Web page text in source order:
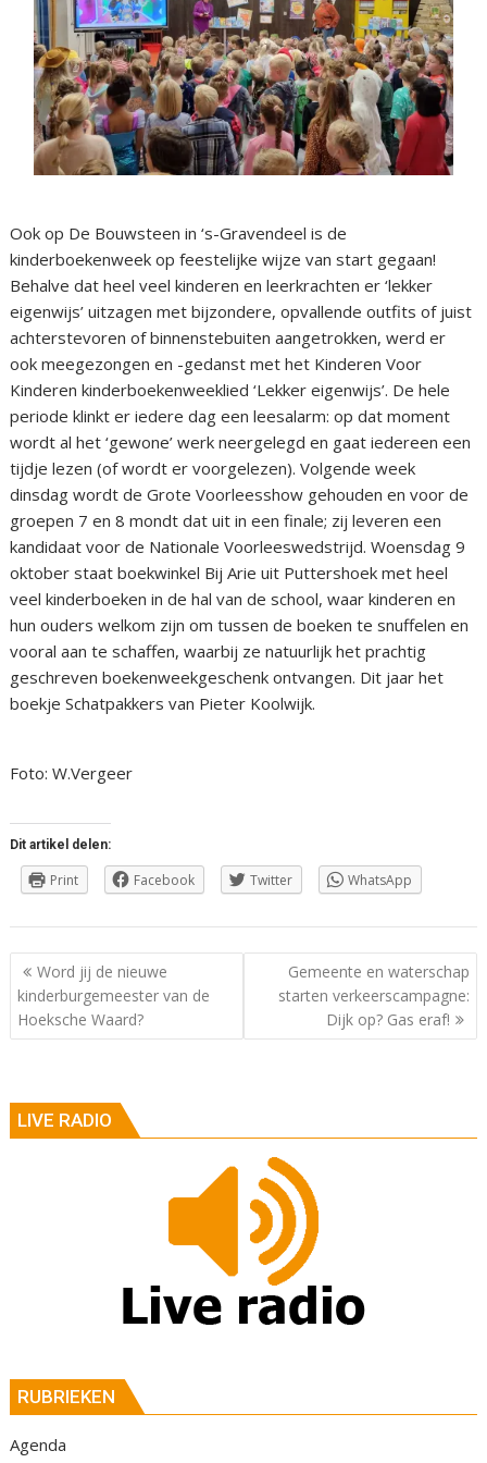
Ook op De Bouwsteen in ‘s-Gravendeel is de
kinderboekenweek op feestelijke wijze van start gegaan!
Behalve dat heel veel kinderen en leerkrachten er ‘lekker
eigenwijs’ uitzagen met bijzondere, opvallende outfits of juist
achterstevoren of binnenstebuiten aangetrokken, werd er
ook meegezongen en -gedanst met het Kinderen Voor
Kinderen kinderboekenweeklied ‘Lekker eigenwijs’. De hele
periode klinkt er iedere dag een leesalarm: op dat moment
wordt al het ‘gewone’ werk neergelegd en gaat iedereen een
tijdje lezen (of wordt er voorgelezen). Volgende week
dinsdag wordt de Grote Voorleesshow gehouden en voor de
groepen 7 en 8 mondt dat uit in een finale; zij leveren een
kandidaat voor de Nationale Voorleeswedstrijd. Woensdag 9
oktober staat boekwinkel Bij Arie uit Puttershoek met heel
veel kinderboeken in de hal van de school, waar kinderen en
hun ouders welkom zijn om tussen de boeken te snuffelen en
vooral aan te schaffen, waarbij ze natuurlijk het prachtig
geschreven boekenweekgeschenk ontvangen. Dit jaar het
boekje Schatpakkers van Pieter Koolwijk.
Foto: W.Vergeer
Dit artikel delen:
Print Facebook Twitter WhatsApp
Berichtnavigatie
Word jij de nieuwe
kinderburgemeester van de
Hoeksche Waard?
Gemeente en waterschap
starten verkeerscampagne:
Dijk op? Gas eraf!
LIVE RADIO
RUBRIEKEN
Agenda